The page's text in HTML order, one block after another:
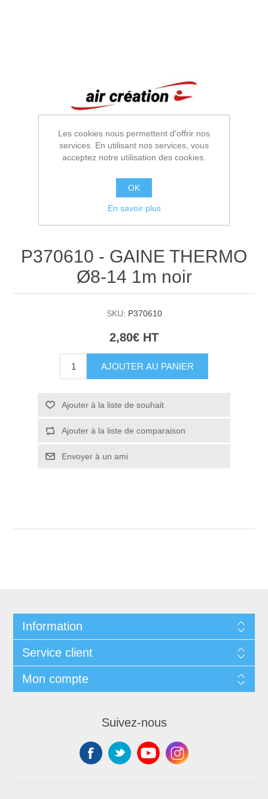
P370610 - GAINE THERMO
Ø8-14 1m noir
SKU: P370610
2,80€ HT
AJOUTER AU PANIER
Ajouter à la liste de souhait
Ajouter à la liste de comparaison
Envoyer à un ami
Information
Service client
Mon compte
Suivez-nous
Les cookies nous permettent d'offrir nos
services. En utilisant nos services, vous
acceptez notre utilisation des cookies.
OK
En savoir plus